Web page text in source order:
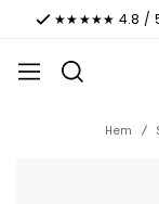
★★★★★ 4.8 /
Hem